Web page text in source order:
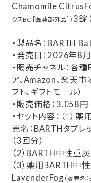
Chamomile
クスBC［医薬部外品］） 3錠
・製品名：BARTH
・発売日：2026年8
・販売チャネル：各
ア、Amazon、楽天市
フト、ギフトモール）
・販売価格：3,058円
・セット内容：（1）
売名：BARTHタブレ
（3回分）
（2）BARTH中性重
（3）薬用BARTH中
LavenderFog （販売名